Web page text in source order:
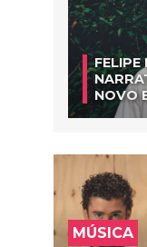
FELIPE
NOVO
MÚSICA